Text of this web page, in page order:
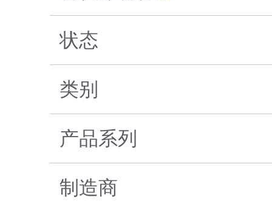
状态
类别
产品系列
制造商